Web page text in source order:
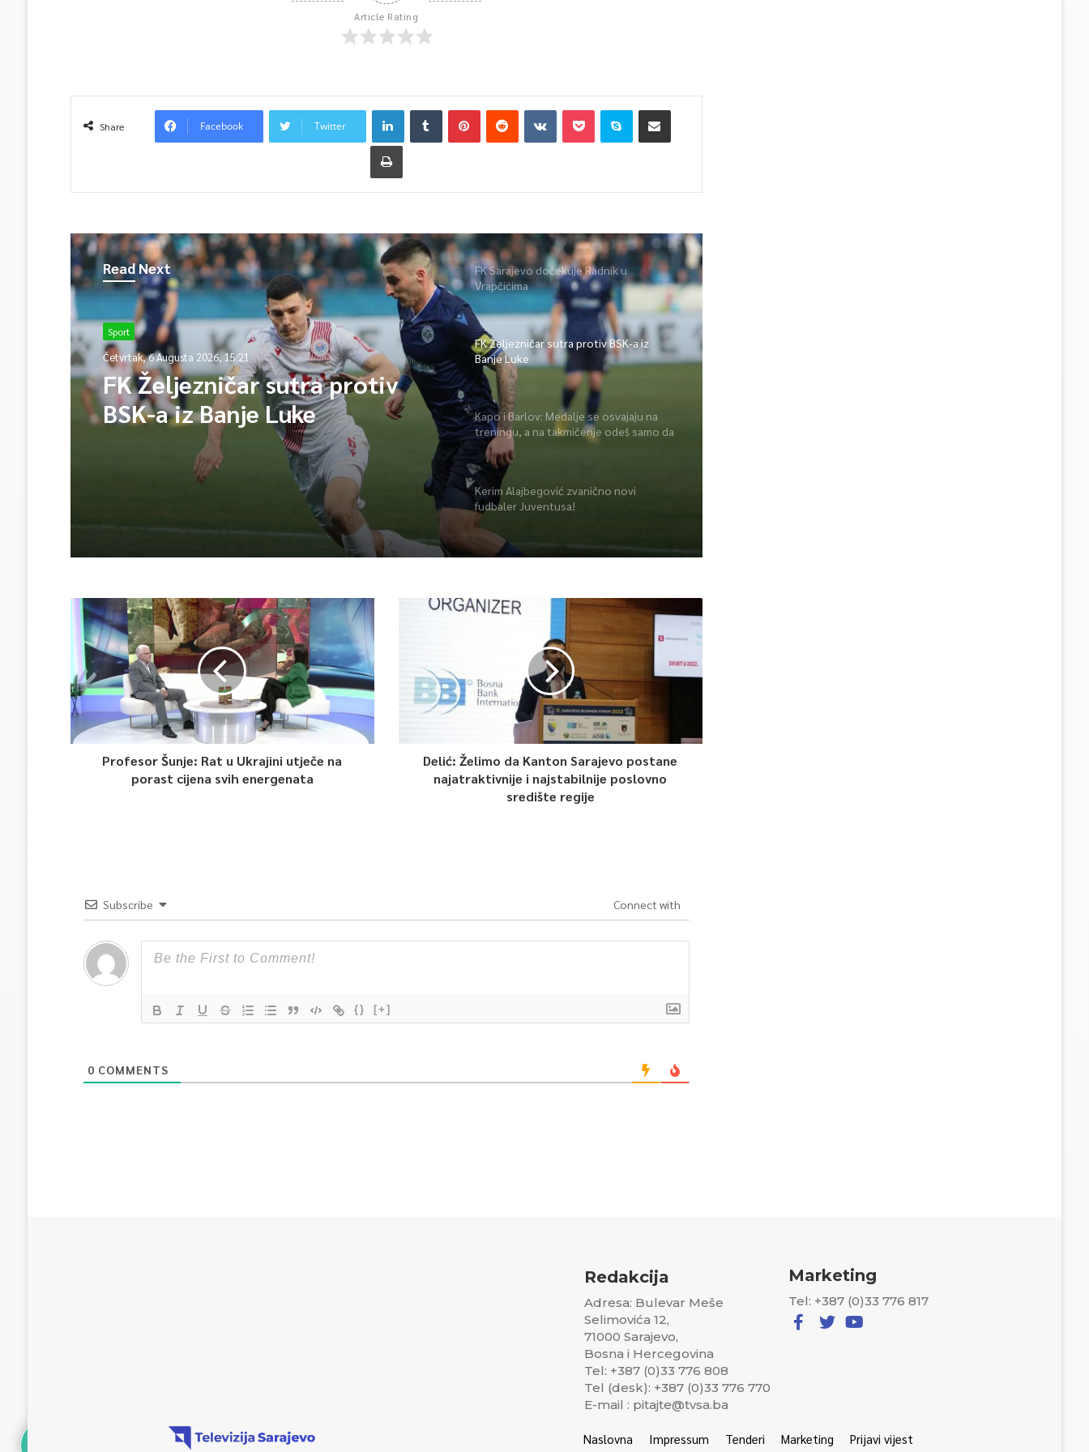
Article Rating
Share Facebook Twitter
Read Next
Sport
Četvrtak, 6 Augusta 2026, 15:21
FK Željezničar sutra protiv
BSK-a iz Banje Luke
FK Sarajevo dočekuje Radnik u
Vrapčićima
FK Željezničar sutra protiv BSK-a iz
Banje Luke
Kapo i Barlov: Medalje se osvajaju na
treningu, a na takmičenje odeš samo da
ih pokupiš
Kerim Alajbegović zvanično novi
fudbaler Juventusa!
Profesor Šunje: Rat u Ukrajini utječe na
porast cijena svih energenata
Delić: Želimo da Kanton Sarajevo postane
najatraktivnije i najstabilnije poslovno
središte regije
Subscribe Connect with
{} [+]
0 COMMENTS
Redakcija
Adresa: Bulevar Meše
Selimovića 12,
71000 Sarajevo,
Bosna i Hercegovina
Tel: +387 (0)33 776 808
Tel (desk): +387 (0)33 776 770
E-mail : pitajte@tvsa.ba
Marketing
Tel: +387 (0)33 776 817
Naslovna Impressum Tenderi Marketing Prijavi vijest